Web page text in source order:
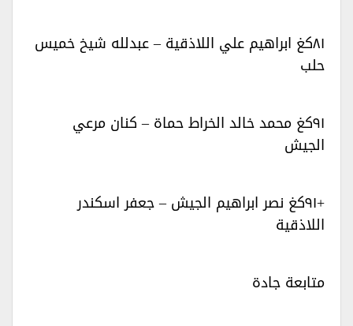
٨١كغ ابراهيم علي اللاذقية – عبدلله شيخ خميس
حلب‏‏
٩١كغ محمد خالد الخراط حماة – كنان مرعي
الجيش‏‏
+٩١كغ نصر ابراهيم الجيش – جعفر اسكندر
اللاذقية‏‏
متابعة جادة‏‏